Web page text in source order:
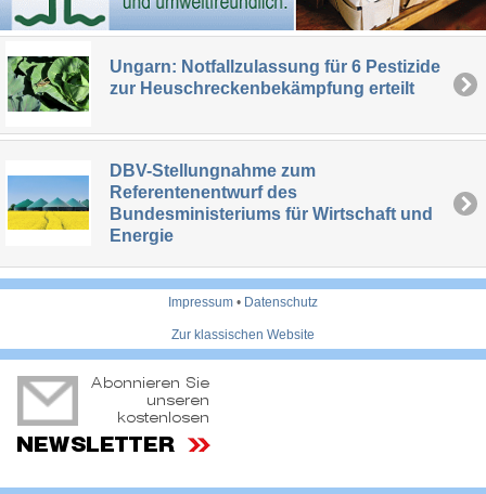
Ungarn: Notfallzulassung für 6 Pestizide
zur Heuschreckenbekämpfung erteilt
DBV-Stellungnahme zum
Referentenentwurf des
Bundesministeriums für Wirtschaft und
Energie
Impressum • Datenschutz
Zur klassischen Website